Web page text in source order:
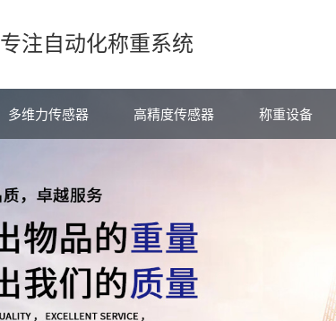
专注自动化称重系统
多维力传感器 高精度传感器 称重设备